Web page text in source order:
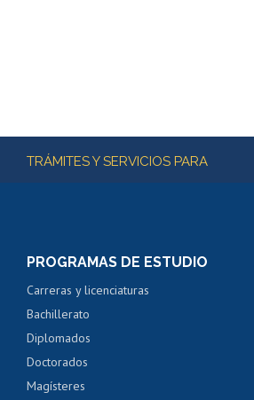
Más información
TRÁMITES Y SERVICIOS PARA
PROGRAMAS DE ESTUDIO
Carreras y licenciaturas
Bachillerato
Diplomados
Doctorados
Magísteres